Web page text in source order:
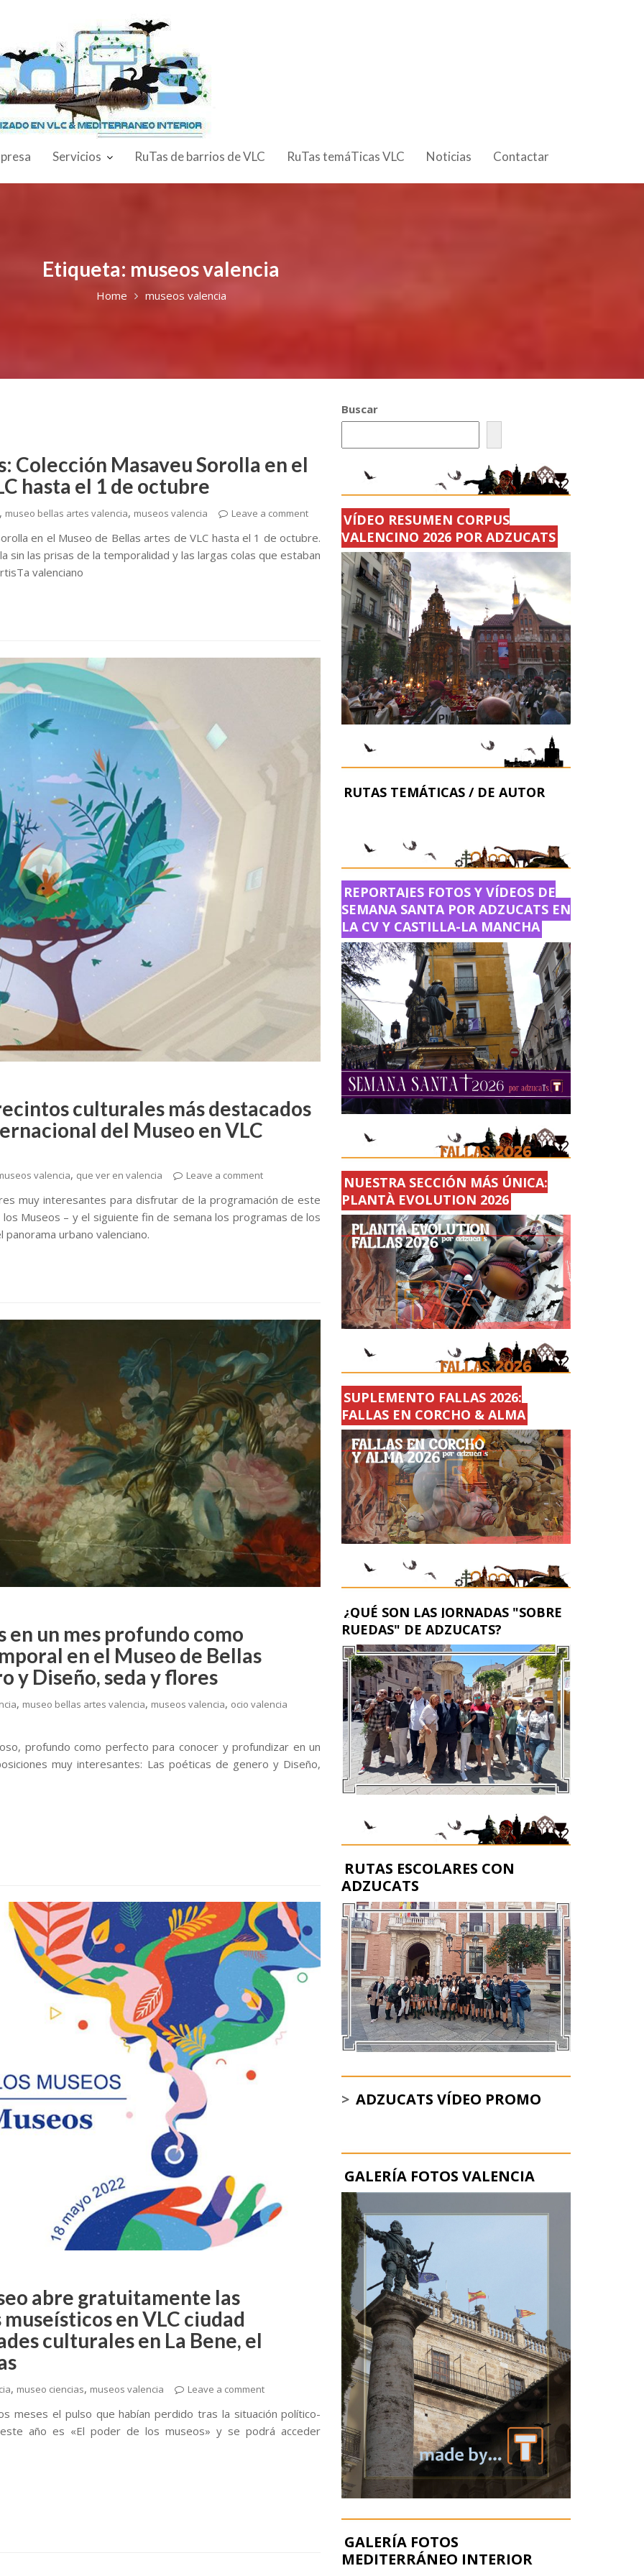
Servicios RuTas de barrios de VLC RuTas temáTicas VLC Noticias Contactar
Etiqueta: museos valencia
Home museos valencia
Colección Masaveu Sorolla en el
hasta el 1 de octubre
, museo bellas artes valencia, museos valencia Leave a comment
en el Museo de Bellas artes de VLC hasta el 1 de octubre.
sin las prisas de la temporalidad y las largas colas que estaban
valenciano
culturales más destacados
del Museo en VLC
valencia, que ver en valencia Leave a comment
muy interesantes para disfrutar de la programación de este
Museos – y el siguiente fin de semana los programas de los
urbano valenciano.
en un mes profundo como
en el Museo de Bellas
y Diseño, seda y flores
, museo bellas artes valencia, museos valencia, ocio valencia
profundo como perfecto para conocer y profundizar en un
muy interesantes: Las poéticas de genero y Diseño,
abre gratuitamente las
en VLC ciudad
culturales en La Bene, el
, museo ciencias, museos valencia Leave a comment
meses el pulso que habían perdido tras la situación político-
año es «El poder de los museos» y se podrá acceder
Buscar
VÍDEO RESUMEN CORPUS
VALENCINO 2026 POR ADZUCATS
RUTAS TEMÁTICAS / DE AUTOR
REPORTAJES FOTOS Y VÍDEOS DE
SEMANA SANTA POR ADZUCATS EN
LA CV Y CASTILLA-LA MANCHA
NUESTRA SECCIÓN MÁS ÚNICA:
PLANTÀ EVOLUTION 2026
SUPLEMENTO FALLAS 2026:
FALLAS EN CORCHO & ALMA
¿QUÉ SON LAS JORNADAS "SOBRE
RUEDAS" DE ADZUCATS?
RUTAS ESCOLARES CON
ADZUCATS
> ADZUCATS VÍDEO PROMO
GALERÍA FOTOS VALENCIA
GALERÍA FOTOS
MEDITERRÁNEO INTERIOR